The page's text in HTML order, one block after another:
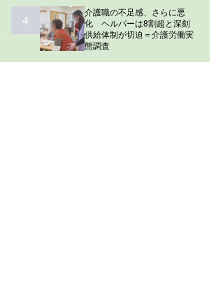
4
介護職の不足感、さらに悪
化 ヘルパーは8割超と深刻
供給体制が切迫＝介護労働実
態調査